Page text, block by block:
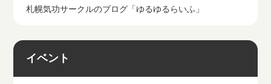
札幌気功サークルのブログ「ゆるゆるらいふ」
イベント